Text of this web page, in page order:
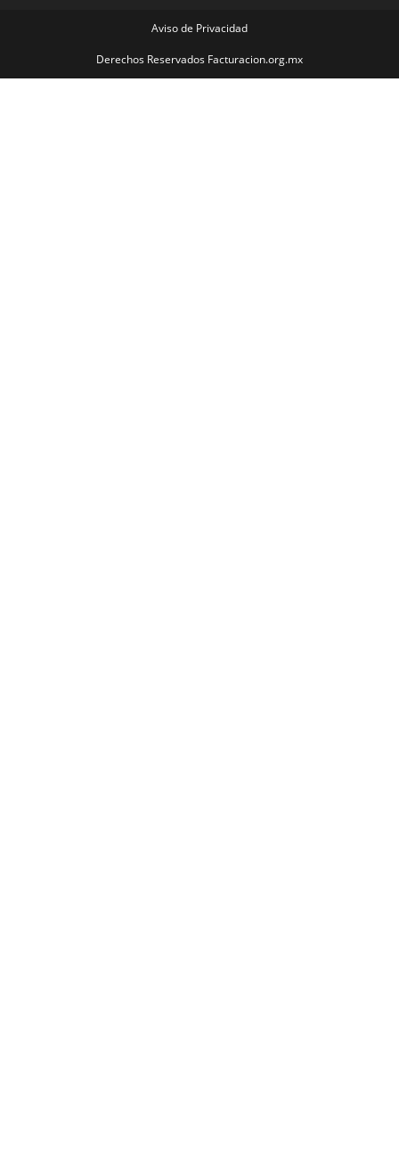
Aviso de Privacidad
Derechos Reservados Facturacion.org.mx